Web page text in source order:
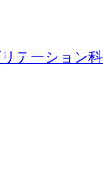
テーション科